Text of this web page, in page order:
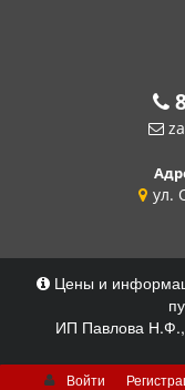
ул.
Цены и
ИП Павлова
Войти